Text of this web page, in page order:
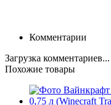
Комментарии
Загрузка комментариев...
Похожие товары